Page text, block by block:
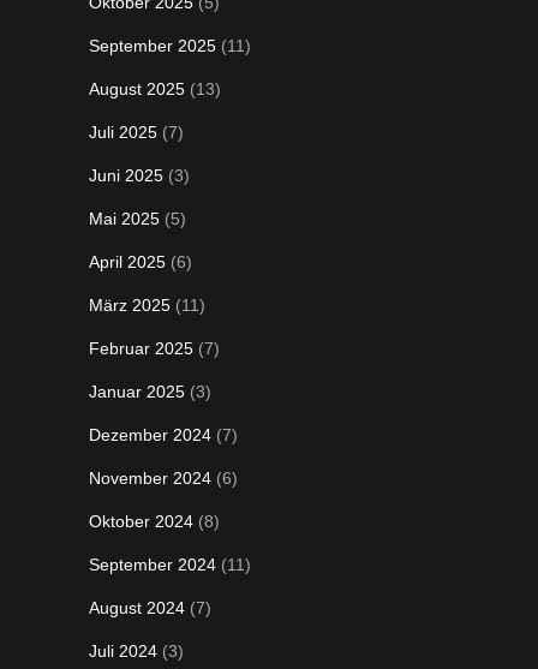
September 2025 (11)
August 2025 (13)
Juli 2025 (7)
Juni 2025 (3)
Mai 2025 (5)
April 2025 (6)
März 2025 (11)
Februar 2025 (7)
Januar 2025 (3)
Dezember 2024 (7)
November 2024 (6)
Oktober 2024 (8)
September 2024 (11)
August 2024 (7)
Juli 2024 (3)